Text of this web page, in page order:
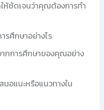
ห้ชัดเจนว่าคุณต้องการทำ
ศึกษาอย่างไร
กการศึกษาของคุณอย่าง
นอแนะหรือแนวทางใน